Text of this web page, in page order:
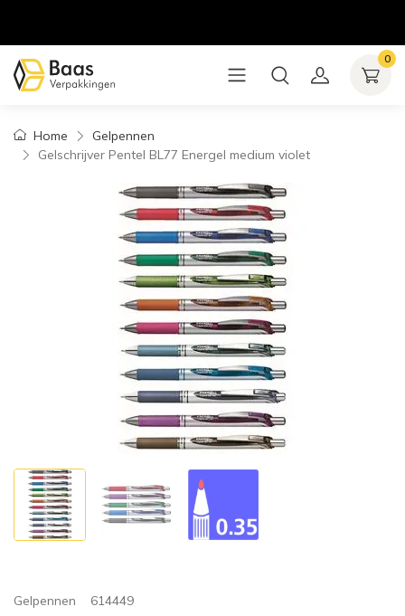
0
Home
Gelpennen
Gelschrijver Pentel BL77 Energel medium violet
Gelpennen 614449